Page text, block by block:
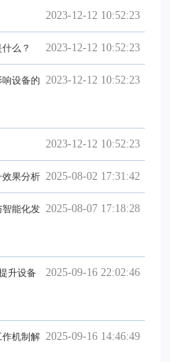
2023-12-12 10:52:23
2023-12-12 10:52:23
么？
2023-12-12 10:52:23
设备的
2023-12-12 10:52:23
2025-08-02 17:31:42
效果分析
2025-08-07 17:18:28
智能化发
2025-09-16 22:02:46
升设备
2025-09-16 14:46:49
作机制解